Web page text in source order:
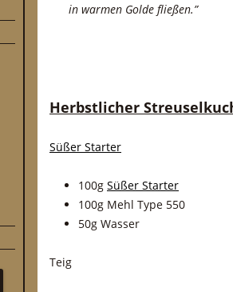
in warmen Golde fließen.”
Herbstlicher
Süßer Starter
100g Süßer Starter
100g Mehl Type 550
50g Wasser
Teig